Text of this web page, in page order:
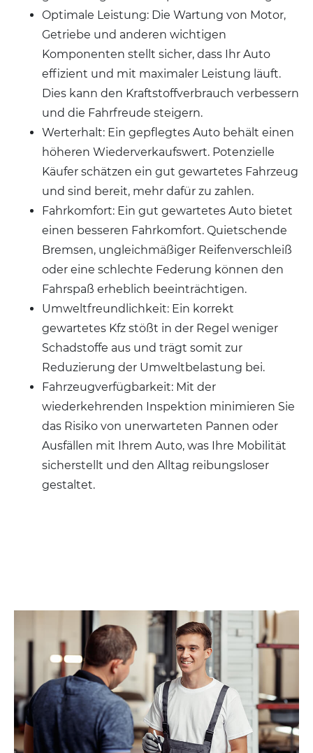
Optimale Leistung: Die Wartung von Motor,
Getriebe und anderen wichtigen
Komponenten stellt sicher, dass Ihr Auto
effizient und mit maximaler Leistung läuft.
Dies kann den Kraftstoffverbrauch verbessern
und die Fahrfreude steigern.
Werterhalt: Ein gepflegtes Auto behält einen
höheren Wiederverkaufswert. Potenzielle
Käufer schätzen ein gut gewartetes Fahrzeug
und sind bereit, mehr dafür zu zahlen.
Fahrkomfort: Ein gut gewartetes Auto bietet
einen besseren Fahrkomfort. Quietschende
Bremsen, ungleichmäßiger Reifenverschleiß
oder eine schlechte Federung können den
Fahrspaß erheblich beeinträchtigen.
Umweltfreundlichkeit: Ein korrekt
gewartetes Kfz stößt in der Regel weniger
Schadstoffe aus und trägt somit zur
Reduzierung der Umweltbelastung bei.
Fahrzeugverfügbarkeit: Mit der
wiederkehrenden Inspektion minimieren Sie
das Risiko von unerwarteten Pannen oder
Ausfällen mit Ihrem Auto, was Ihre Mobilität
sicherstellt und den Alltag reibungsloser
gestaltet.